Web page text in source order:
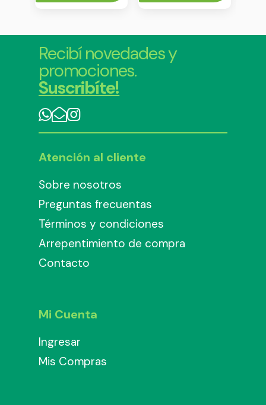
Recibí novedades y
promociones.
Suscribíte!
Atención al cliente
Sobre nosotros
Preguntas frecuentas
Términos y condiciones
Arrepentimiento de compra
Contacto
Mi Cuenta
Ingresar
Mis Compras